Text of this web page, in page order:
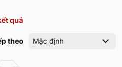
quả
theo Mặc định